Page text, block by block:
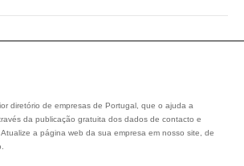
diretório de empresas de Portugal, que o ajuda a
da publicação gratuita dos dados de contacto e
a página web da sua empresa em nosso site, de